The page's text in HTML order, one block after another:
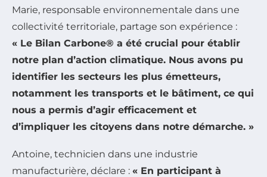
Marie, responsable environnementale dans une
collectivité territoriale, partage son expérience :
« Le Bilan Carbone® a été crucial pour établir
notre plan d’action climatique. Nous avons pu
identifier les secteurs les plus émetteurs,
notamment les transports et le bâtiment, ce qui
nous a permis d’agir efficacement et
d’impliquer les citoyens dans notre démarche. »
Antoine, technicien dans une industrie
manufacturière, déclare : « En participant à